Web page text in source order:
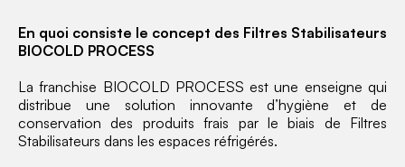
En quoi consiste le concept des Filtres Stabilisateurs
BIOCOLD PROCESS
La franchise BIOCOLD PROCESS est une enseigne qui
distribue une solution innovante d’hygiène et de
conservation des produits frais par le biais de Filtres
Stabilisateurs dans les espaces réfrigérés.